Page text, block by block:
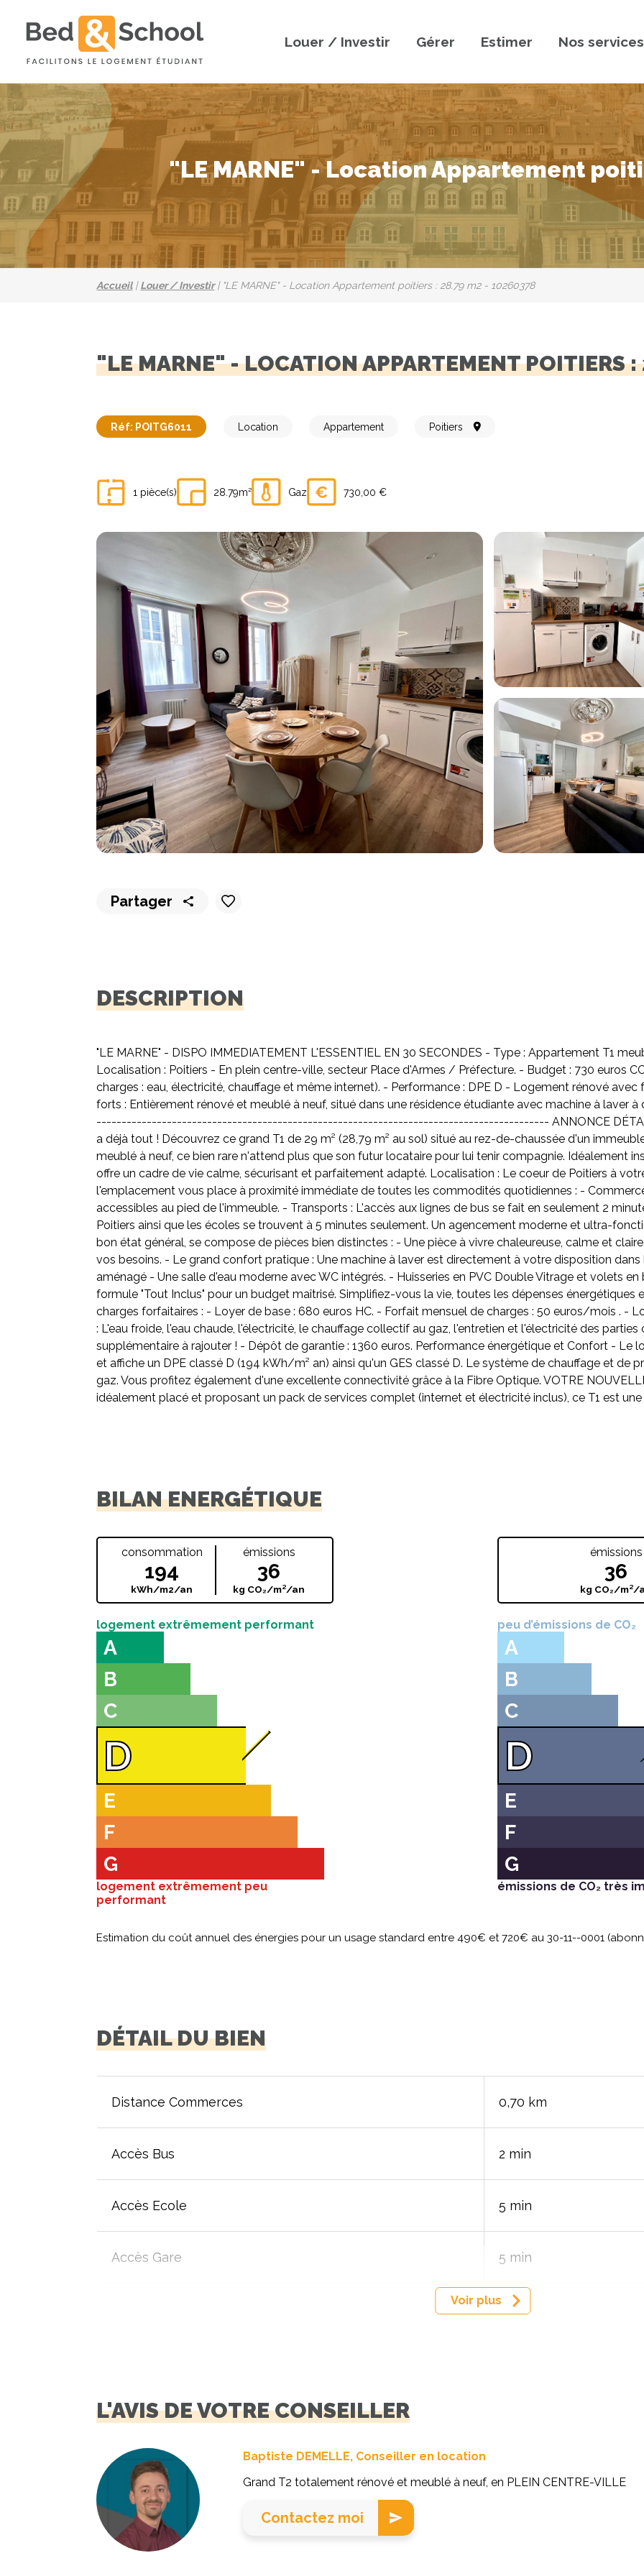
Louer / Investir Gérer Estimer Nos services
"LE MARNE" - Location Appartement
Accueil|Louer / Investir| "LE MARNE" - Location Appartement poitiers : 28.79 m2 - 10260378
"LE MARNE" - LOCATION APPARTEMENT POITIERS
Réf: POITG6011 Location Appartement Poitiers
1 pièce(s) 28.79m² Gaz 730,00 €
Partager
DESCRIPTION
"LE MARNE" - DISPO IMMEDIATEMENT L'ESSENTIEL EN 30 SECONDES - Type : Appartement T1
Localisation : Poitiers - En plein centre-ville, secteur Place d'Armes / Préfecture. - Budget : 730 euros
charges : eau, électricité, chauffage et même internet). - Performance : DPE D - Logement rénové
forts : Entièrement rénové et meublé à neuf, situé dans une résidence étudiante avec machine à laver
------------------------------------------------------------------------------------------ ANNONCE
a déjà tout ! Découvrez ce grand T1 de 29 m² (28,79 m² au sol) situé au rez-de-chaussée d'un
meublé à neuf, ce bien rare n'attend plus que son futur locataire pour lui tenir compagnie. Idéalement
offre un cadre de vie calme, sécurisant et parfaitement adapté. Localisation : Le coeur de Poitiers à
l'emplacement vous place à proximité immédiate de toutes les commodités quotidiennes : -
accessibles au pied de l'immeuble. - Transports : L'accès aux lignes de bus se fait en seulement 2
Poitiers ainsi que les écoles se trouvent à 5 minutes seulement. Un agencement moderne et ultra-
bon état général, se compose de pièces bien distinctes : - Une pièce à vivre chaleureuse, calme et
vos besoins. - Le grand confort pratique : Une machine à laver est directement à votre disposition
aménagé - Une salle d'eau moderne avec WC intégrés. - Huisseries en PVC Double Vitrage et volets
formule "Tout Inclus" pour un budget maîtrisé. Simplifiez-vous la vie, toutes les dépenses
charges forfaitaires : - Loyer de base : 680 euros HC. - Forfait mensuel de charges : 50 euros/mois . -
: L'eau froide, l'eau chaude, l'électricité, le chauffage collectif au gaz, l'entretien et l'électricité des
supplémentaire à rajouter ! - Dépôt de garantie : 1360 euros. Performance énergétique et Confort - Le
et affiche un DPE classé D (194 kWh/m² an) ainsi qu'un GES classé D. Le système de chauffage et de
gaz. Vous profitez également d'une excellente connectivité grâce à la Fibre Optique. VOTRE
idéalement placé et proposant un pack de services complet (internet et électricité inclus), ce T1 est
BILAN ENERGÉTIQUE
consommation
194
kWh/m2/an
émissions
36
kg CO₂/m²/an
logement extrêmement performant
A
B
C
D
E
F
G
logement extrêmement peu
performant
émissions
36
kg CO₂/m²/
peu d’émissions de CO₂
A
B
C
D
E
F
G
émissions de CO₂ très
Estimation du coût annuel des énergies pour un usage standard entre 490€ et 720€ au 30-11--0001
DÉTAIL DU BIEN
Distance Commerces 0,70 km
Accès Bus 2 min
Accès Ecole 5 min
Accès Gare 5 min
Voir plus
L'AVIS DE VOTRE CONSEILLER
Baptiste DEMELLE, Conseiller en location
Grand T2 totalement rénové et meublé à neuf, en PLEIN CENTRE-VILLE
Contactez moi